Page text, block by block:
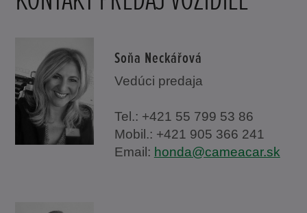
Soňa Neckářová
Vedúci predaja
Tel.: +421 55 799 53 86
Mobil.: +421 905 366 241
Email: honda@cameacar.sk